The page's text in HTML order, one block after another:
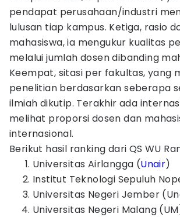
pendapat perusahaan/industri
lulusan tiap kampus. Ketiga, rasio
mahasiswa, ia mengukur kualitas
melalui jumlah dosen dibanding
Keempat, sitasi per fakultas, yang
penelitian berdasarkan seberapa
ilmiah dikutip. Terakhir ada
melihat proporsi dosen dan
internasional.
Berikut hasil ranking dari QS WU
Universitas Airlangga (Unair)
Institut Teknologi Sepuluh
Universitas Negeri Jember
Universitas Negeri Malang